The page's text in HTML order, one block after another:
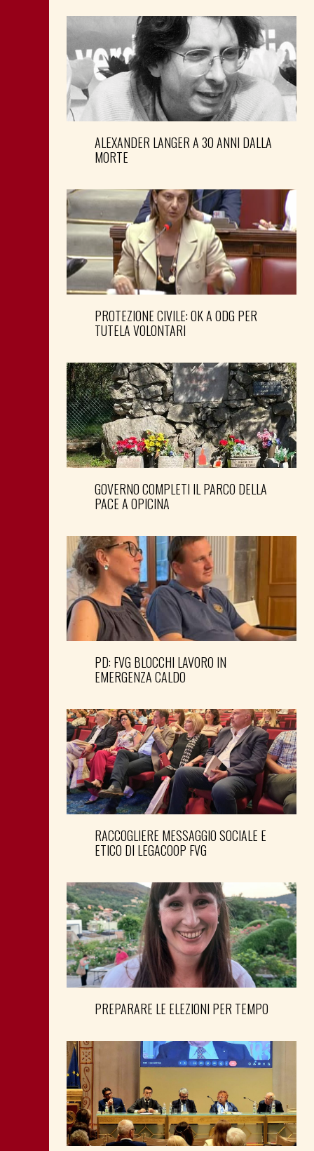
ALEXANDER LANGER A 30 ANNI DALLA
MORTE
PROTEZIONE CIVILE: OK A ODG PER
TUTELA VOLONTARI
GOVERNO COMPLETI IL PARCO DELLA
PACE A OPICINA
PD: FVG BLOCCHI LAVORO IN
EMERGENZA CALDO
RACCOGLIERE MESSAGGIO SOCIALE E
ETICO DI LEGACOOP FVG
PREPARARE LE ELEZIONI PER TEMPO